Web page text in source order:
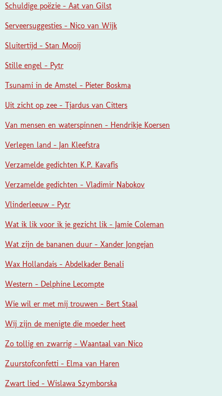
Schuldige poëzie - Aat van Gilst
Serveersuggesties - Nico van Wijk
Sluitertijd - Stan Mooij
Stille engel - Pytr
Tsunami in de Amstel - Pieter Boskma
Uit zicht op zee - Tjardus van Citters
Van mensen en waterspinnen - Hendrikje Koersen
Verlegen land - Jan Kleefstra
Verzamelde gedichten K.P. Kavafis
Verzamelde gedichten - Vladimir Nabokov
Vlinderleeuw - Pytr
Wat ik lik voor ik je gezicht lik - Jamie Coleman
Wat zijn de bananen duur - Xander Jongejan
Wax Hollandais - Abdelkader Benali
Western - Delphine Lecompte
Wie wil er met mij trouwen - Bert Staal
Wij zijn de menigte die moeder heet
Zo tollig en zwarrig - Waantaal van Nico
Zuurstofconfetti - Elma van Haren
Zwart lied - Wislawa Szymborska